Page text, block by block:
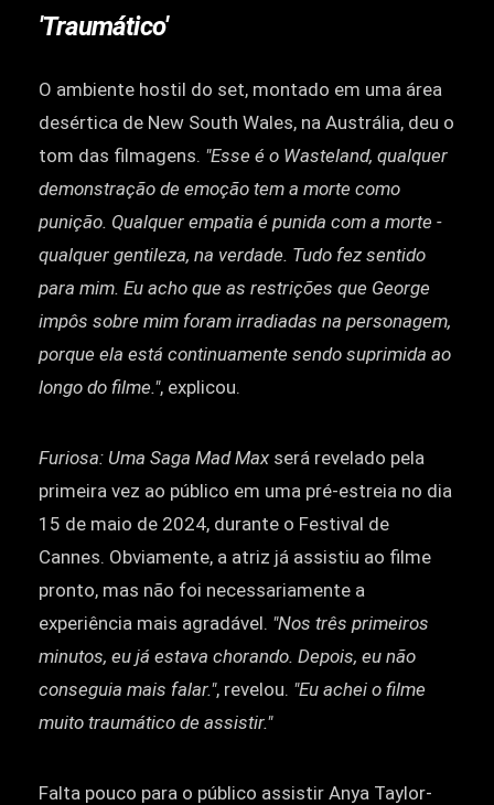
'Traumático'
O ambiente hostil do set, montado em uma área
desértica de New South Wales, na Austrália, deu o
tom das filmagens. "Esse é o Wasteland, qualquer
demonstração de emoção tem a morte como
punição. Qualquer empatia é punida com a morte -
qualquer gentileza, na verdade. Tudo fez sentido
para mim. Eu acho que as restrições que George
impôs sobre mim foram irradiadas na personagem,
porque ela está continuamente sendo suprimida ao
longo do filme.", explicou.
Furiosa: Uma Saga Mad Max será revelado pela
primeira vez ao público em uma pré-estreia no dia
15 de maio de 2024, durante o Festival de
Cannes. Obviamente, a atriz já assistiu ao filme
pronto, mas não foi necessariamente a
experiência mais agradável. "Nos três primeiros
minutos, eu já estava chorando. Depois, eu não
conseguia mais falar.", revelou. "Eu achei o filme
muito traumático de assistir."
Falta pouco para o público assistir Anya Taylor-